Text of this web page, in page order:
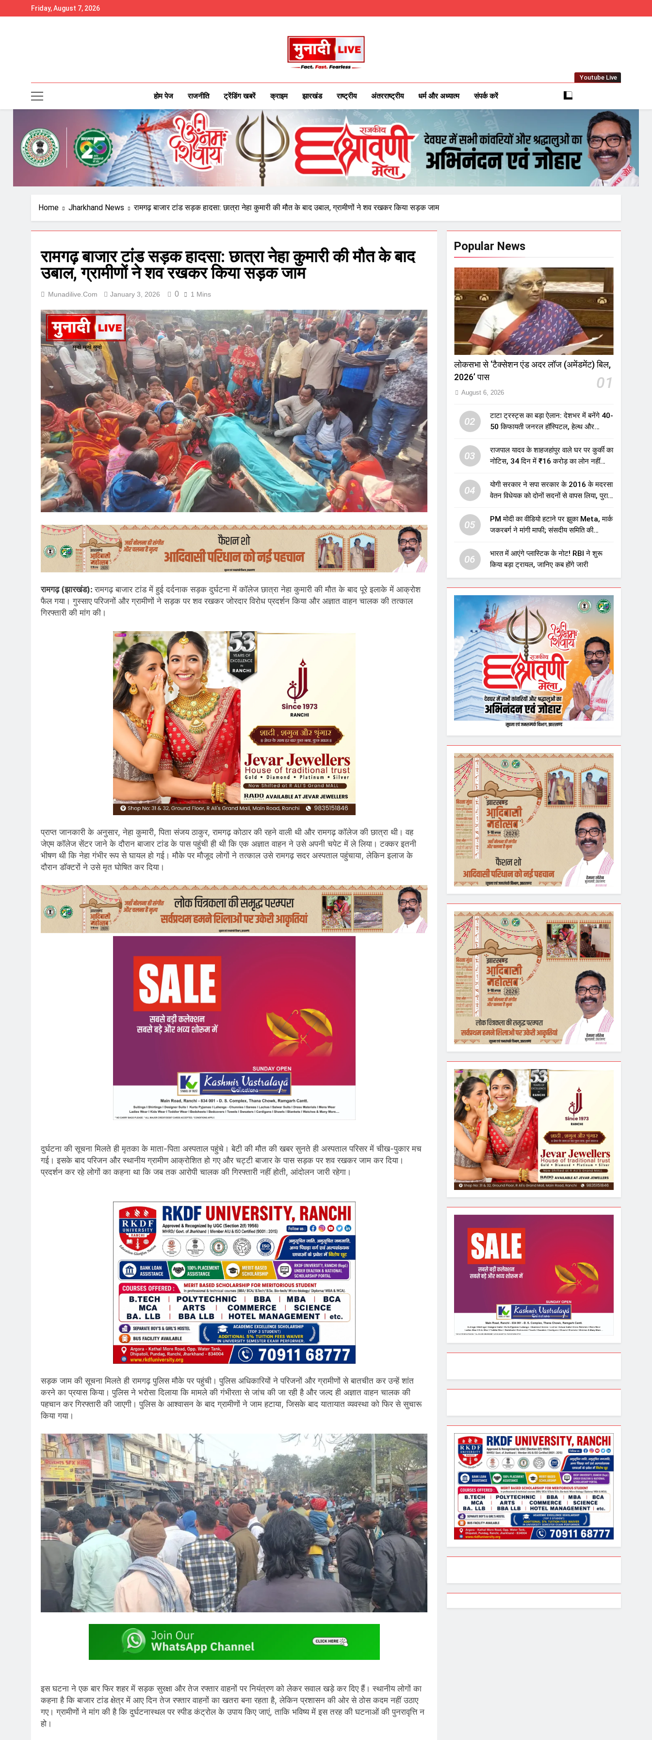
to
Friday, August 7, 2026
Munadilive.com
Munadi Live – Jharkhand's Leading Local News Network
Youtube Live
होम पेज राजनीति ट्रेंडिंग खबरें क्राइम झारखंड राष्ट्रीय अंतरराष्ट्रीय धर्म और अध्यात्म संपर्क करें
Home Jharkhand News रामगढ़ बाजार टांड सड़क हादसा: छात्रा नेहा कुमारी की मौत के बाद उबाल, ग्रामीणों ने शव रखकर किया सड़क जाम
रामगढ़ बाजार टांड सड़क हादसा: छात्रा नेहा कुमारी की मौत के बाद
उबाल, ग्रामीणों ने शव रखकर किया सड़क जाम
Munadilive.com January 3, 2026 0 1 Mins
रामगढ़ (झारखंड):रामगढ़ बाजार टांड में हुई दर्दनाक सड़क दुर्घटना में कॉलेज छात्रा नेहा कुमारी की मौत के बाद पूरे इलाके में आक्रोश
फैल गया। गुस्साए परिजनों और ग्रामीणों ने सड़क पर शव रखकर जोरदार विरोध प्रदर्शन किया और अज्ञात वाहन चालक की तत्काल
गिरफ्तारी की मांग की।
प्राप्त जानकारी के अनुसार, नेहा कुमारी, पिता संजय ठाकुर, रामगढ़ कोठार की रहने वाली थी और रामगढ़ कॉलेज की छात्रा थी। वह
जेएम कॉलेज सेंटर जाने के दौरान बाजार टांड के पास पहुंची ही थी कि एक अज्ञात वाहन ने उसे अपनी चपेट में ले लिया। टक्कर इतनी
भीषण थी कि नेहा गंभीर रूप से घायल हो गई। मौके पर मौजूद लोगों ने तत्काल उसे रामगढ़ सदर अस्पताल पहुंचाया, लेकिन इलाज के
दौरान डॉक्टरों ने उसे मृत घोषित कर दिया।
दुर्घटना की सूचना मिलते ही मृतका के माता-पिता अस्पताल पहुंचे। बेटी की मौत की खबर सुनते ही अस्पताल परिसर में चीख-पुकार मच
गई। इसके बाद परिजन और स्थानीय ग्रामीण आक्रोशित हो गए और चट्टी बाजार के पास सड़क पर शव रखकर जाम कर दिया।
प्रदर्शन कर रहे लोगों का कहना था कि जब तक आरोपी चालक की गिरफ्तारी नहीं होती, आंदोलन जारी रहेगा।
सड़क जाम की सूचना मिलते ही रामगढ़ पुलिस मौके पर पहुंची। पुलिस अधिकारियों ने परिजनों और ग्रामीणों से बातचीत कर उन्हें शांत
करने का प्रयास किया। पुलिस ने भरोसा दिलाया कि मामले की गंभीरता से जांच की जा रही है और जल्द ही अज्ञात वाहन चालक की
पहचान कर गिरफ्तारी की जाएगी। पुलिस के आश्वासन के बाद ग्रामीणों ने जाम हटाया, जिसके बाद यातायात व्यवस्था को फिर से सुचारू
किया गया।
इस घटना ने एक बार फिर शहर में सड़क सुरक्षा और तेज रफ्तार वाहनों पर नियंत्रण को लेकर सवाल खड़े कर दिए हैं। स्थानीय लोगों का
कहना है कि बाजार टांड क्षेत्र में आए दिन तेज रफ्तार वाहनों का खतरा बना रहता है, लेकिन प्रशासन की ओर से ठोस कदम नहीं उठाए
गए। ग्रामीणों ने मांग की है कि दुर्घटनास्थल पर स्पीड कंट्रोल के उपाय किए जाएं, ताकि भविष्य में इस तरह की घटनाओं की पुनरावृत्ति न
हो।
Popular News
लोकसभा से ‘टैक्सेशन एंड अदर लॉज (अमेंडमेंट) बिल,
2026’ पास
01
August 6, 2026
02
टाटा ट्रस्ट्स का बड़ा ऐलान: देशभर में बनेंगे 40-
50 किफायती जनरल हॉस्पिटल, हेल्थ और
03
राजपाल यादव के शाहजहांपुर वाले घर पर कुर्की का
नोटिस, 34 दिन में ₹16 करोड़ का लोन नहीं
04
योगी सरकार ने सपा सरकार के 2016 के मदरसा
वेतन विधेयक को दोनों सदनों से वापस लिया, पुराने
उठाए सवाल
05
PM मोदी का वीडियो हटाने पर झुका Meta, मार्क
जकरबर्ग ने मांगी माफी; संसदीय समिति की
06
भारत में आएंगे प्लास्टिक के नोट! RBI ने शुरू
किया बड़ा ट्रायल, जानिए कब होंगे जारी